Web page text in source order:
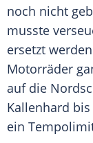
noch nicht
musste
ersetzt
Motorräder
auf die
Kallenhard
ein